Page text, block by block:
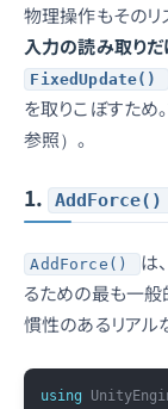
物理操作もそのリ
入力の読み取り
FixedUpdate()
を取りこぼすため
参照）。
1. AddForce()
AddForce()
は
るための最も一般
慣性のあるリアル
using